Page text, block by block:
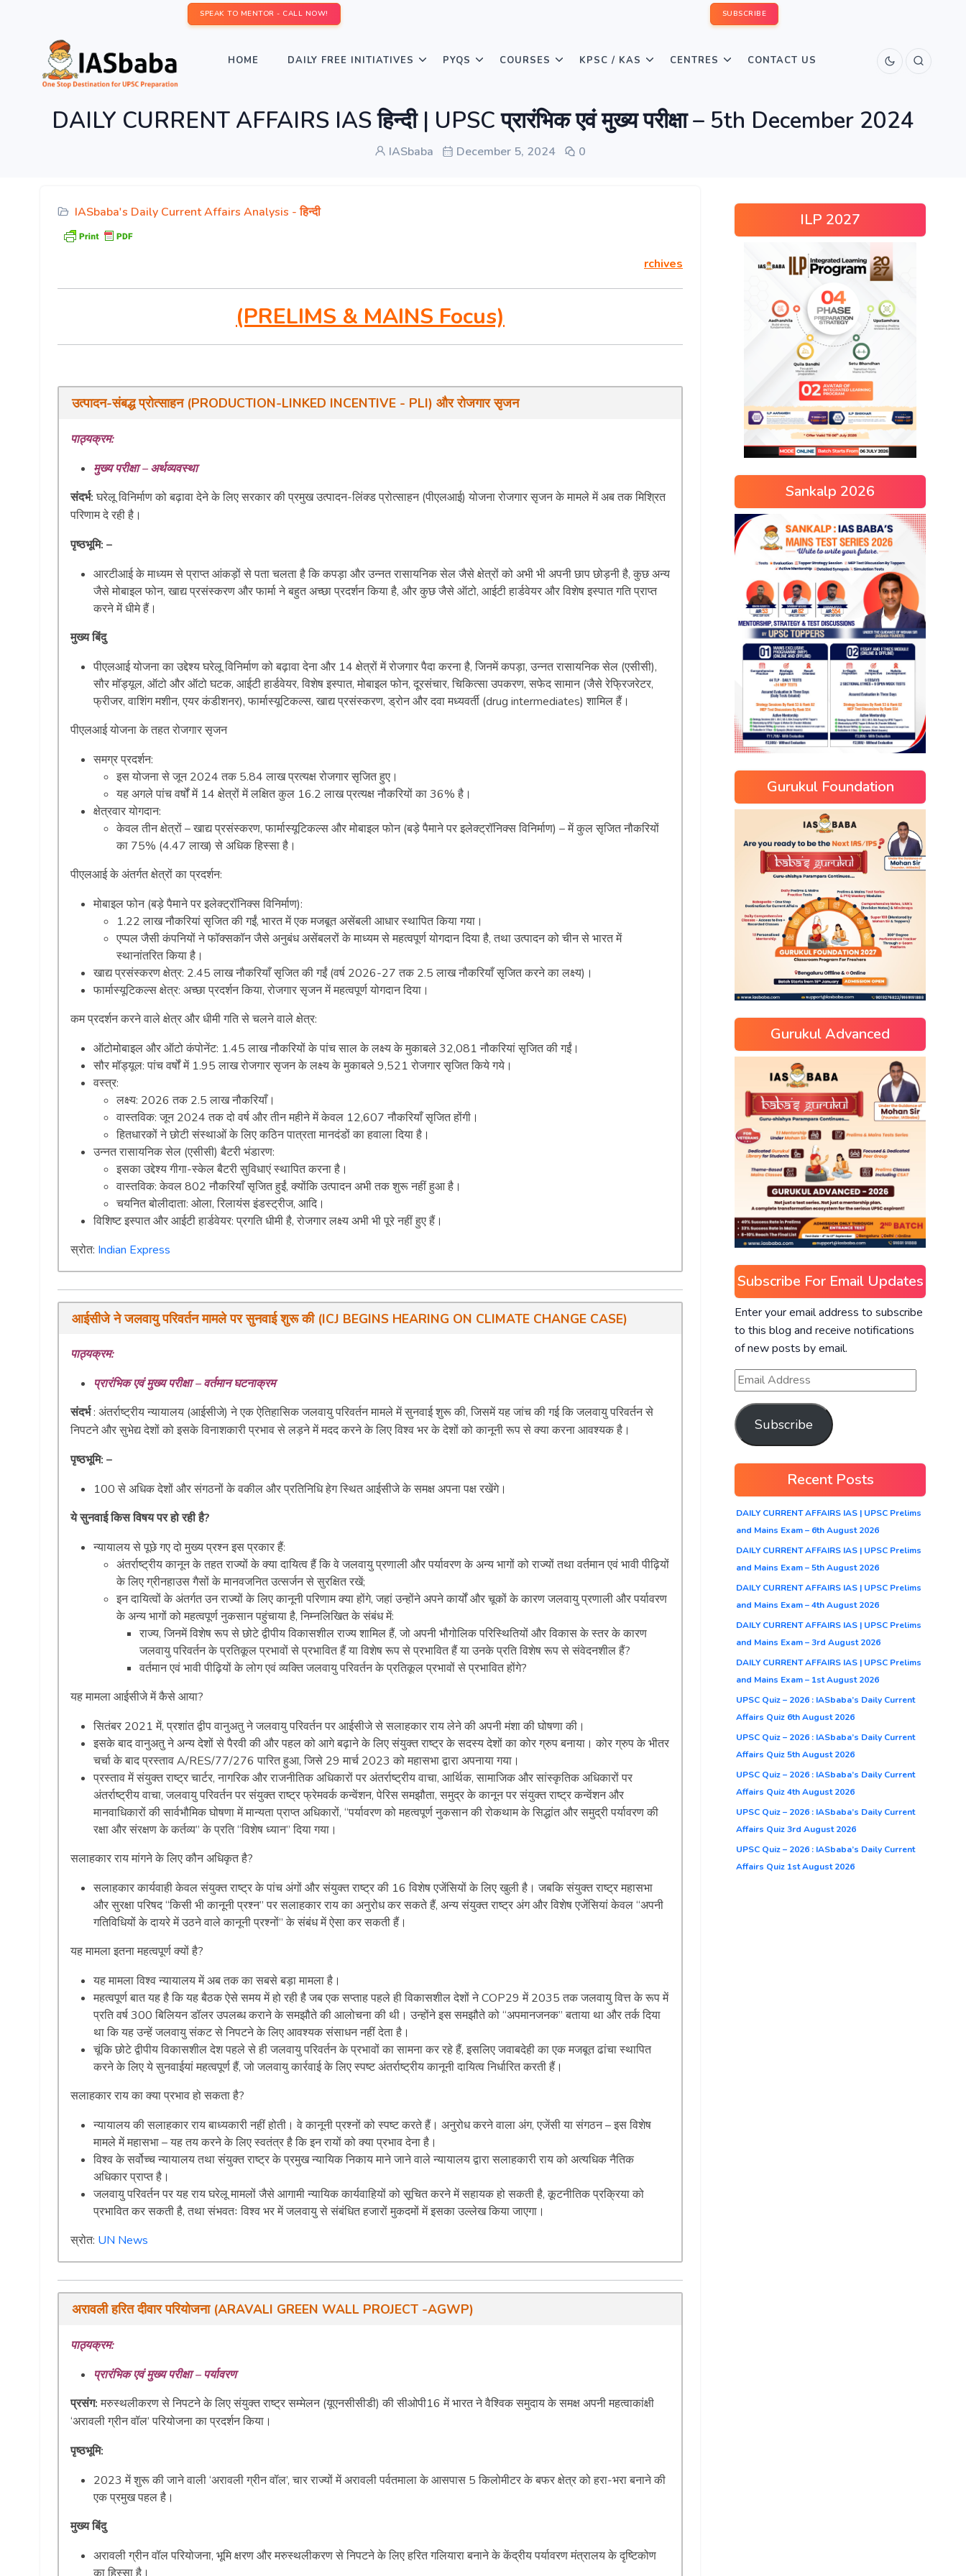
SPEAK TO MENTOR - CALL NOW! SUBSCRIBE
HOME DAILY FREE INITIATIVES PYQS COURSES KPSC / KAS CENTRES CONTACT US
DAILY CURRENT AFFAIRS IAS हिन्दी | UPSC प्रारंभिक एवं मुख्य परीक्षा – 5th December 2024
IASbaba December 5, 2024 0
IASbaba's Daily Current Affairs Analysis - हिन्दी
rchives
(PRELIMS & MAINS Focus)
उत्पादन-संबद्ध प्रोत्साहन (PRODUCTION-LINKED INCENTIVE - PLI) और रोजगार सृजन
पाठ्यक्रम:
मुख्य परीक्षा – अर्थव्यवस्था
संदर्भ:घरेलू विनिर्माण को बढ़ावा देने के लिए सरकार की प्रमुख उत्पादन-लिंक्ड प्रोत्साहन (पीएलआई) योजना रोजगार सृजन के मामले में अब तक मिश्रित
परिणाम दे रही है।
पृष्ठभूमि: –
आरटीआई के माध्यम से प्राप्त आंकड़ों से पता चलता है कि कपड़ा और उन्नत रासायनिक सेल जैसे क्षेत्रों को अभी भी अपनी छाप छोड़नी है, कुछ अन्य
जैसे मोबाइल फोन, खाद्य प्रसंस्करण और फार्मा ने बहुत अच्छा प्रदर्शन किया है, और कुछ जैसे ऑटो, आईटी हार्डवेयर और विशेष इस्पात गति प्राप्त
करने में धीमे हैं।
मुख्य बिंदु
पीएलआई योजना का उद्देश्य घरेलू विनिर्माण को बढ़ावा देना और 14 क्षेत्रों में रोजगार पैदा करना है, जिनमें कपड़ा, उन्नत रासायनिक सेल (एसीसी),
सौर मॉड्यूल, ऑटो और ऑटो घटक, आईटी हार्डवेयर, विशेष इस्पात, मोबाइल फोन, दूरसंचार, चिकित्सा उपकरण, सफेद सामान (जैसे रेफ्रिजरेटर,
फ्रीजर, वाशिंग मशीन, एयर कंडीशनर), फार्मास्यूटिकल्स, खाद्य प्रसंस्करण, ड्रोन और दवा मध्यवर्ती (drug intermediates) शामिल हैं।
पीएलआई योजना के तहत रोजगार सृजन
समग्र प्रदर्शन:
इस योजना से जून 2024 तक 5.84 लाख प्रत्यक्ष रोजगार सृजित हुए।
यह अगले पांच वर्षों में 14 क्षेत्रों में लक्षित कुल 16.2 लाख प्रत्यक्ष नौकरियों का 36% है।
क्षेत्रवार योगदान:
केवल तीन क्षेत्रों – खाद्य प्रसंस्करण, फार्मास्यूटिकल्स और मोबाइल फोन (बड़े पैमाने पर इलेक्ट्रॉनिक्स विनिर्माण) – में कुल सृजित नौकरियों
का 75% (4.47 लाख) से अधिक हिस्सा है।
पीएलआई के अंतर्गत क्षेत्रों का प्रदर्शन:
मोबाइल फोन (बड़े पैमाने पर इलेक्ट्रॉनिक्स विनिर्माण):
1.22 लाख नौकरियां सृजित की गईं, भारत में एक मजबूत असेंबली आधार स्थापित किया गया।
एप्पल जैसी कंपनियों ने फॉक्सकॉन जैसे अनुबंध असेंबलरों के माध्यम से महत्वपूर्ण योगदान दिया है, तथा उत्पादन को चीन से भारत में
स्थानांतरित किया है।
खाद्य प्रसंस्करण क्षेत्र: 2.45 लाख नौकरियाँ सृजित की गईं (वर्ष 2026-27 तक 2.5 लाख नौकरियाँ सृजित करने का लक्ष्य)।
फार्मास्यूटिकल्स क्षेत्र: अच्छा प्रदर्शन किया, रोजगार सृजन में महत्वपूर्ण योगदान दिया।
कम प्रदर्शन करने वाले क्षेत्र और धीमी गति से चलने वाले क्षेत्र:
ऑटोमोबाइल और ऑटो कंपोनेंट: 1.45 लाख नौकरियों के पांच साल के लक्ष्य के मुकाबले 32,081 नौकरियां सृजित की गईं।
सौर मॉड्यूल: पांच वर्षों में 1.95 लाख रोजगार सृजन के लक्ष्य के मुकाबले 9,521 रोजगार सृजित किये गये।
वस्त्र:
लक्ष्य: 2026 तक 2.5 लाख नौकरियाँ।
वास्तविक: जून 2024 तक दो वर्ष और तीन महीने में केवल 12,607 नौकरियाँ सृजित होंगी।
हितधारकों ने छोटी संस्थाओं के लिए कठिन पात्रता मानदंडों का हवाला दिया है।
उन्नत रासायनिक सेल (एसीसी) बैटरी भंडारण:
इसका उद्देश्य गीगा-स्केल बैटरी सुविधाएं स्थापित करना है।
वास्तविक: केवल 802 नौकरियाँ सृजित हुईं, क्योंकि उत्पादन अभी तक शुरू नहीं हुआ है।
चयनित बोलीदाता: ओला, रिलायंस इंडस्ट्रीज, आदि।
विशिष्ट इस्पात और आईटी हार्डवेयर: प्रगति धीमी है, रोजगार लक्ष्य अभी भी पूरे नहीं हुए हैं।
स्रोत: Indian Express
आईसीजे ने जलवायु परिवर्तन मामले पर सुनवाई शुरू की (ICJ BEGINS HEARING ON CLIMATE CHANGE CASE)
पाठ्यक्रम:
प्रारंभिक एवं मुख्य परीक्षा – वर्तमान घटनाक्रम
संदर्भ: अंतर्राष्ट्रीय न्यायालय (आईसीजे) ने एक ऐतिहासिक जलवायु परिवर्तन मामले में सुनवाई शुरू की, जिसमें यह जांच की गई कि जलवायु परिवर्तन से
निपटने और सुभेद्य देशों को इसके विनाशकारी प्रभाव से लड़ने में मदद करने के लिए विश्व भर के देशों को कानूनी रूप से क्या करना आवश्यक है।
पृष्ठभूमि: –
100 से अधिक देशों और संगठनों के वकील और प्रतिनिधि हेग स्थित आईसीजे के समक्ष अपना पक्ष रखेंगे।
ये सुनवाई किस विषय पर हो रही है?
न्यायालय से पूछे गए दो मुख्य प्रश्न इस प्रकार हैं:
अंतर्राष्ट्रीय कानून के तहत राज्यों के क्या दायित्व हैं कि वे जलवायु प्रणाली और पर्यावरण के अन्य भागों को राज्यों तथा वर्तमान एवं भावी पीढ़ियों
के लिए ग्रीनहाउस गैसों के मानवजनित उत्सर्जन से सुरक्षित रखें;
इन दायित्वों के अंतर्गत उन राज्यों के लिए कानूनी परिणाम क्या होंगे, जहां उन्होंने अपने कार्यों और चूकों के कारण जलवायु प्रणाली और पर्यावरण
के अन्य भागों को महत्वपूर्ण नुकसान पहुंचाया है, निम्नलिखित के संबंध में:
राज्य, जिनमें विशेष रूप से छोटे द्वीपीय विकासशील राज्य शामिल हैं, जो अपनी भौगोलिक परिस्थितियों और विकास के स्तर के कारण
जलवायु परिवर्तन के प्रतिकूल प्रभावों से प्रभावित हैं या विशेष रूप से प्रभावित हैं या उनके प्रति विशेष रूप से संवेदनशील हैं?
वर्तमान एवं भावी पीढ़ियों के लोग एवं व्यक्ति जलवायु परिवर्तन के प्रतिकूल प्रभावों से प्रभावित होंगे?
यह मामला आईसीजे में कैसे आया?
सितंबर 2021 में, प्रशांत द्वीप वानुअतु ने जलवायु परिवर्तन पर आईसीजे से सलाहकार राय लेने की अपनी मंशा की घोषणा की।
इसके बाद वानुअतु ने अन्य देशों से पैरवी की और पहल को आगे बढ़ाने के लिए संयुक्त राष्ट्र के सदस्य देशों का कोर ग्रुप बनाया। कोर ग्रुप के भीतर
चर्चा के बाद प्रस्ताव A/RES/77/276 पारित हुआ, जिसे 29 मार्च 2023 को महासभा द्वारा अपनाया गया।
प्रस्ताव में संयुक्त राष्ट्र चार्टर, नागरिक और राजनीतिक अधिकारों पर अंतर्राष्ट्रीय वाचा, आर्थिक, सामाजिक और सांस्कृतिक अधिकारों पर
अंतर्राष्ट्रीय वाचा, जलवायु परिवर्तन पर संयुक्त राष्ट्र फ्रेमवर्क कन्वेंशन, पेरिस समझौता, समुद्र के कानून पर संयुक्त राष्ट्र कन्वेंशन और
मानवाधिकारों की सार्वभौमिक घोषणा में मान्यता प्राप्त अधिकारों, “पर्यावरण को महत्वपूर्ण नुकसान की रोकथाम के सिद्धांत और समुद्री पर्यावरण की
रक्षा और संरक्षण के कर्तव्य” के प्रति “विशेष ध्यान” दिया गया।
सलाहकार राय मांगने के लिए कौन अधिकृत है?
सलाहकार कार्यवाही केवल संयुक्त राष्ट्र के पांच अंगों और संयुक्त राष्ट्र की 16 विशेष एजेंसियों के लिए खुली है। जबकि संयुक्त राष्ट्र महासभा
और सुरक्षा परिषद “किसी भी कानूनी प्रश्न” पर सलाहकार राय का अनुरोध कर सकते हैं, अन्य संयुक्त राष्ट्र अंग और विशेष एजेंसियां केवल “अपनी
गतिविधियों के दायरे में उठने वाले कानूनी प्रश्नों” के संबंध में ऐसा कर सकती हैं।
यह मामला इतना महत्वपूर्ण क्यों है?
यह मामला विश्व न्यायालय में अब तक का सबसे बड़ा मामला है।
महत्वपूर्ण बात यह है कि यह बैठक ऐसे समय में हो रही है जब एक सप्ताह पहले ही विकासशील देशों ने COP29 में 2035 तक जलवायु वित्त के रूप में
प्रति वर्ष 300 बिलियन डॉलर उपलब्ध कराने के समझौते की आलोचना की थी। उन्होंने इस समझौते को “अपमानजनक” बताया था और तर्क दिया
था कि यह उन्हें जलवायु संकट से निपटने के लिए आवश्यक संसाधन नहीं देता है।
चूंकि छोटे द्वीपीय विकासशील देश पहले से ही जलवायु परिवर्तन के प्रभावों का सामना कर रहे हैं, इसलिए जवाबदेही का एक मजबूत ढांचा स्थापित
करने के लिए ये सुनवाईयां महत्वपूर्ण हैं, जो जलवायु कार्रवाई के लिए स्पष्ट अंतर्राष्ट्रीय कानूनी दायित्व निर्धारित करती हैं।
सलाहकार राय का क्या प्रभाव हो सकता है?
न्यायालय की सलाहकार राय बाध्यकारी नहीं होती। वे कानूनी प्रश्नों को स्पष्ट करते हैं। अनुरोध करने वाला अंग, एजेंसी या संगठन – इस विशेष
मामले में महासभा – यह तय करने के लिए स्वतंत्र है कि इन रायों को क्या प्रभाव देना है।
विश्व के सर्वोच्च न्यायालय तथा संयुक्त राष्ट्र के प्रमुख न्यायिक निकाय माने जाने वाले न्यायालय द्वारा सलाहकारी राय को अत्यधिक नैतिक
अधिकार प्राप्त है।
जलवायु परिवर्तन पर यह राय घरेलू मामलों जैसे आगामी न्यायिक कार्यवाहियों को सूचित करने में सहायक हो सकती है, कूटनीतिक प्रक्रिया को
प्रभावित कर सकती है, तथा संभवतः विश्व भर में जलवायु से संबंधित हजारों मुकदमों में इसका उल्लेख किया जाएगा।
स्रोत: UN News
अरावली हरित दीवार परियोजना (ARAVALI GREEN WALL PROJECT -AGWP)
पाठ्यक्रम:
प्रारंभिक एवं मुख्य परीक्षा – पर्यावरण
प्रसंग:मरुस्थलीकरण से निपटने के लिए संयुक्त राष्ट्र सम्मेलन (यूएनसीसीडी) की सीओपी16 में भारत ने वैश्विक समुदाय के समक्ष अपनी महत्वाकांक्षी
‘अरावली ग्रीन वॉल’ परियोजना का प्रदर्शन किया।
पृष्ठभूमि:
2023 में शुरू की जाने वाली ‘अरावली ग्रीन वॉल’, चार राज्यों में अरावली पर्वतमाला के आसपास 5 किलोमीटर के बफर क्षेत्र को हरा-भरा बनाने की
एक प्रमुख पहल है।
मुख्य बिंदु
अरावली ग्रीन वॉल परियोजना, भूमि क्षरण और मरुस्थलीकरण से निपटने के लिए हरित गलियारा बनाने के केंद्रीय पर्यावरण मंत्रालय के दृष्टिकोण
ILP 2027
Sankalp 2026
Gurukul Foundation
Gurukul Advanced
Subscribe For Email Updates
Enter your email address to subscribe
to this blog and receive notifications
of new posts by email.
Subscribe
Recent Posts
DAILY CURRENT AFFAIRS IAS | UPSC Prelims
and Mains Exam – 6th August 2026
DAILY CURRENT AFFAIRS IAS | UPSC Prelims
and Mains Exam – 5th August 2026
DAILY CURRENT AFFAIRS IAS | UPSC Prelims
and Mains Exam – 4th August 2026
DAILY CURRENT AFFAIRS IAS | UPSC Prelims
and Mains Exam – 3rd August 2026
DAILY CURRENT AFFAIRS IAS | UPSC Prelims
and Mains Exam – 1st August 2026
UPSC Quiz – 2026 : IASbaba’s Daily Current
Affairs Quiz 6th August 2026
UPSC Quiz – 2026 : IASbaba’s Daily Current
Affairs Quiz 5th August 2026
UPSC Quiz – 2026 : IASbaba’s Daily Current
Affairs Quiz 4th August 2026
UPSC Quiz – 2026 : IASbaba’s Daily Current
Affairs Quiz 3rd August 2026
UPSC Quiz – 2026 : IASbaba’s Daily Current
Affairs Quiz 1st August 2026